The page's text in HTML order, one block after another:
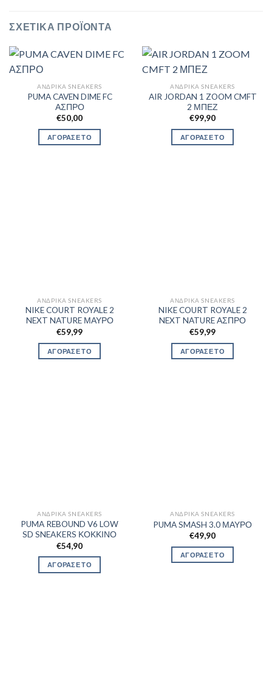
ΣΧΕΤΙΚΆ ΠΡΟΪΌΝΤΑ
ΑΝΔΡΙΚΆ SNEAKERS
PUMA CAVEN DIME FC
ΑΣΠΡΟ
€50,00
ΑΓΟΡΑΣΕ ΤΟ
ΑΝΔΡΙΚΆ SNEAKERS
AIR JORDAN 1 ZOOM CMFT
2 ΜΠΕΖ
€99,90
ΑΓΟΡΑΣΕ ΤΟ
ΑΝΔΡΙΚΆ SNEAKERS
NIKE COURT ROYALE 2
NEXT NATURE ΜΑΥΡΟ
€59,99
ΑΓΟΡΑΣΕ ΤΟ
ΑΝΔΡΙΚΆ SNEAKERS
NIKE COURT ROYALE 2
NEXT NATURE ΑΣΠΡΟ
€59,99
ΑΓΟΡΑΣΕ ΤΟ
ΑΝΔΡΙΚΆ SNEAKERS
PUMA REBOUND V6 LOW
SD SNEAKERS ΚΟΚΚΙΝΟ
€54,90
ΑΓΟΡΑΣΕ ΤΟ
ΑΝΔΡΙΚΆ SNEAKERS
PUMA SMASH 3.0 ΜΑΥΡΟ
€49,90
ΑΓΟΡΑΣΕ ΤΟ